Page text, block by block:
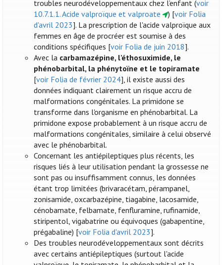
troubles neurodéveloppementaux chez l’enfant (voir
10.7.1.1. Acide valproïque et valproate
) [voir Folia
d'avril 2023]. La prescription de l'acide valproïque aux
femmes en âge de procréer est soumise à des
conditions spécifiques [voir Folia de juin 2018].
Avec la carbamazépine, l’éthosuximide, le
phénobarbital, la phénytoïne et le topiramate
[voir Folia de février 2024], il existe aussi des
données indiquant clairement un risque accru de
malformations congénitales. La primidone se
transforme dans l'organisme en phénobarbital. La
primidone expose probablement à un risque accru de
malformations congénitales, similaire à celui observé
avec le phénobarbital.
Concernant les antiépileptiques plus récents, les
risques liés à leur utilisation pendant la grossesse ne
sont pas ou insuffisamment connus, les données
étant trop limitées (brivaracétam, pérampanel,
zonisamide, oxcarbazépine, tiagabine, lacosamide,
cénobamate, felbamate, fenfluramine, rufinamide,
stiripentol, vigabatrine ou équivoques (gabapentine,
prégabaline) [voir Folia d'avril 2023].
Des troubles neurodéveloppementaux sont décrits
avec certains antiépileptiques (surtout l'acide